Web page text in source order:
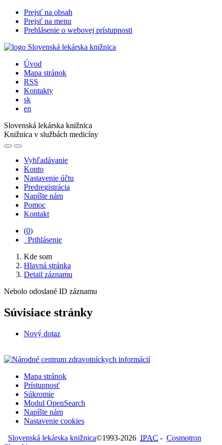
Prejsť na obsah
Prejsť na menu
Prehlásenie o webovej prístupnosti
Úvod
Mapa stránok
RSS
Kontakty
sk
en
Slovenská lekárska knižnica
Knižnica v službách medicíny
Vyhľadávanie
Konto
Nastavenie účtu
Predregistrácia
Napíšte nám
Pomoc
Kontakt
(0)
Prihlásenie
Kde som
Hlavná stránka
Detail záznamu
Nebolo odoslané ID záznamu
Súvisiace stránky
Nový dotaz
Mapa stránok
Prístupnosť
Súkromie
Modul OpenSearch
Napíšte nám
Nastavenie cookies
Slovenská lekárska knižnica©1993-2026 IPAC - Cosmotron